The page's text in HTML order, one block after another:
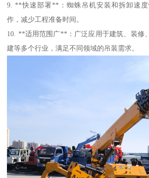
9. **快速部署**：蜘蛛吊机安装和拆卸速
作，减少工程准备时间。
10. **适用范围广**：广泛应用于建筑、装修
建等多个行业，满足不同领域的吊装需求。